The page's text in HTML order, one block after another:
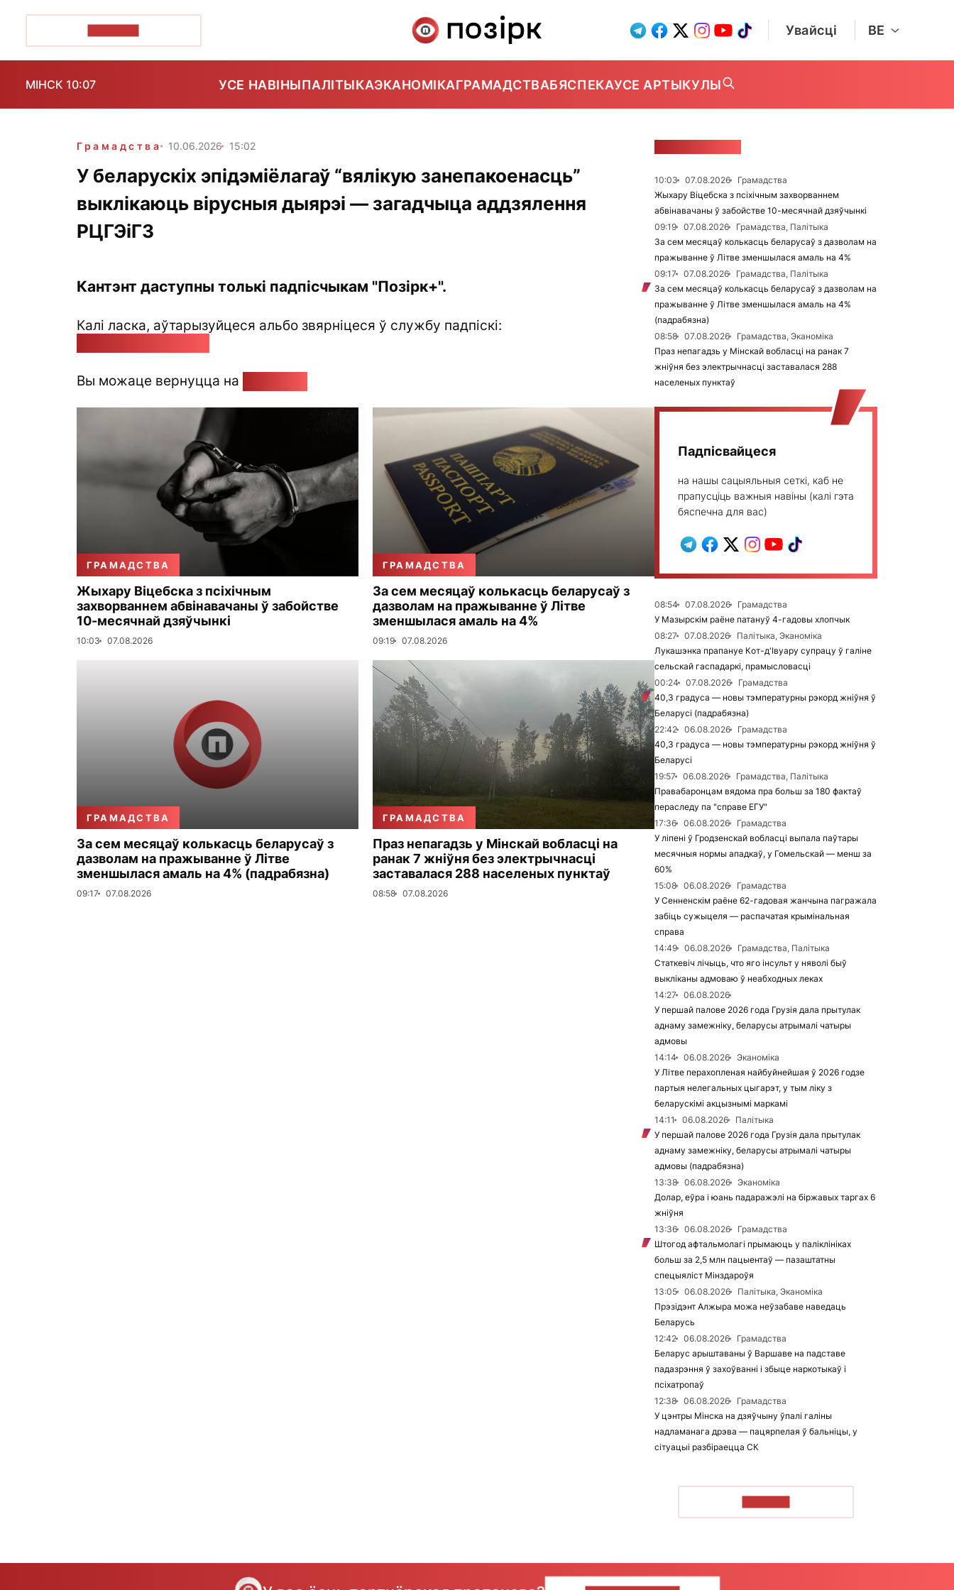
Увайсці BE
МІНСК 10:07 УСЕ НАВІНЫПАЛІТЫКАЭКАНОМІКАГРАМАДСТВАБЯСПЕКАУСЕ АРТЫКУЛЫ
Грамадства 10.06.2026 15:02
У беларускіх эпідэміёлагаў “вялікую занепакоенасць”
выклікаюць вірусныя дыярэі — загадчыца аддзялення
РЦГЭіГЗ
Кантэнт даступны толькі падпісчыкам "Позірк+".
Калі ласка, аўтарызуйцеся альбо звярніцеся ў службу падпіскі:
Вы можаце вернуцца на
ГРАМАДСТВА
Жыхару Віцебска з псіхічным
захворваннем абвінавачаны ў забойстве
10-месячнай дзяўчынкі
10:03 07.08.2026
ГРАМАДСТВА
За сем месяцаў колькасць беларусаў з
дазволам на пражыванне ў Літве
зменшылася амаль на 4%
09:19 07.08.2026
ГРАМАДСТВА
За сем месяцаў колькасць беларусаў з
дазволам на пражыванне ў Літве
зменшылася амаль на 4% (падрабязна)
09:17 07.08.2026
ГРАМАДСТВА
Праз непагадзь у Мінскай вобласці на
ранак 7 жніўня без электрычнасці
заставалася 288 населеных пунктаў
08:58 07.08.2026
10:03 07.08.2026
Грамадства
Жыхару Віцебска з псіхічным захворваннем
абвінавачаны ў забойстве 10-месячнай дзяўчынкі
09:19
07.08.2026
Грамадства, Палітыка
За сем месяцаў колькасць беларусаў з дазволам на
пражыванне ў Літве зменшылася амаль на 4%
09:17
07.08.2026
Грамадства, Палітыка
За сем месяцаў колькасць беларусаў з дазволам на
пражыванне ў Літве зменшылася амаль на 4%
(падрабязна)
08:58
07.08.2026
Грамадства, Эканоміка
Праз непагадзь у Мінскай вобласці на ранак 7
жніўня без электрычнасці заставалася 288
населеных пунктаў
Падпісвайцеся
на нашы сацыяльныя сеткі, каб не
прапусціць важныя навіны (калі гэта
бяспечна для вас)
08:54 07.08.2026
Грамадства
У Мазырскім раёне патануў 4-гадовы хлопчык
08:27
07.08.2026
Палітыка, Эканоміка
Лукашэнка прапануе Кот-д'Івуару супрацу ў галіне
сельскай гаспадаркі, прамысловасці
00:24
07.08.2026
Грамадства
40,3 градуса — новы тэмпературны рэкорд жніўня ў
Беларусі (падрабязна)
22:42
06.08.2026
Грамадства
40,3 градуса — новы тэмпературны рэкорд жніўня ў
Беларусі
19:57
06.08.2026
Грамадства, Палітыка
Правабаронцам вядома пра больш за 180 фактаў
пераследу па "справе ЕГУ"
17:36
06.08.2026
Грамадства
У ліпені ў Гродзенскай вобласці выпала паўтары
месячныя нормы ападкаў, у Гомельскай — менш за
60%
15:08
06.08.2026
Грамадства
У Сенненскім раёне 62-гадовая жанчына пагражала
забіць сужыцеля — распачатая крымінальная
справа
14:49
06.08.2026
Грамадства, Палітыка
Статкевіч лічыць, что яго інсульт у няволі быў
выкліканы адмоваю ў неабходных леках
14:27
06.08.2026
У першай палове 2026 года Грузія дала прытулак
аднаму замежніку, беларусы атрымалі чатыры
адмовы
14:14
06.08.2026
Эканоміка
У Літве перахопленая найбуйнейшая ў 2026 годзе
партыя нелегальных цыгарэт, у тым ліку з
беларускімі акцызнымі маркамі
14:11
06.08.2026
Палітыка
У першай палове 2026 года Грузія дала прытулак
аднаму замежніку, беларусы атрымалі чатыры
адмовы (падрабязна)
13:38
06.08.2026
Эканоміка
Долар, еўра і юань падаражэлі на біржавых таргах 6
жніўня
13:36
06.08.2026
Грамадства
Штогод афтальмолагі прымаюць у паліклініках
больш за 2,5 млн пацыентаў — пазаштатны
спецыяліст Мінздароўя
13:05
06.08.2026
Палітыка, Эканоміка
Прэзідэнт Алжыра можа неўзабаве наведаць
Беларусь
12:42
06.08.2026
Грамадства
Беларус арыштаваны ў Варшаве на падставе
падазрэння ў захоўванні і збыце наркотыкаў і
псіхатропаў
12:38
06.08.2026
Грамадства
У цэнтры Мінска на дзяўчыну ўпалі галіны
надламанага дрэва — пацярпелая ў бальніцы, у
сітуацыі разбіраецца СК